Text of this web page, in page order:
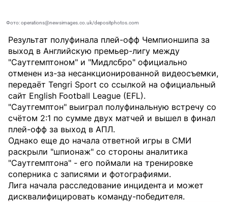
Фото: operations@newsimages.co.uk/depositphotos.com
Результат полуфинала плей-офф Чемпионшипа за
выход в Английскую премьер-лигу между
"Саутгемптоном" и "Мидлсбро" официально
отменен из-за несанкционированной видеосъемки,
передаёт Tengri Sport со ссылкой на официальный
сайт English Football League (EFL).
"Саутгемптон" выиграл полуфинальную встречу со
счётом 2:1 по сумме двух матчей и вышел в финал
плей-офф за выход в АПЛ.
Однако еще до начала ответной игры в СМИ
раскрыли "шпионаж" со стороны аналитика
"Саутгемптона" - его поймали на тренировке
соперника с записями и фотографиями.
Лига начала расследование инцидента и может
дисквалифицировать команду-победителя.